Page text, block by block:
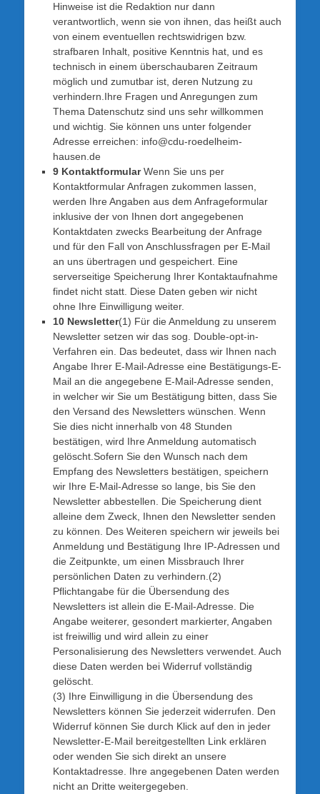
Hinweise ist die Redaktion nur dann
verantwortlich, wenn sie von ihnen, das heißt auch
von einem eventuellen rechtswidrigen bzw.
strafbaren Inhalt, positive Kenntnis hat, und es
technisch in einem überschaubaren Zeitraum
möglich und zumutbar ist, deren Nutzung zu
verhindern.Ihre Fragen und Anregungen zum
Thema Datenschutz sind uns sehr willkommen
und wichtig. Sie können uns unter folgender
Adresse erreichen: info@cdu-roedelheim-
hausen.de
9 KontaktformularWenn Sie uns per
Kontaktformular Anfragen zukommen lassen,
werden Ihre Angaben aus dem Anfrageformular
inklusive der von Ihnen dort angegebenen
Kontaktdaten zwecks Bearbeitung der Anfrage
und für den Fall von Anschlussfragen per E-Mail
an uns übertragen und gespeichert. Eine
serverseitige Speicherung Ihrer Kontaktaufnahme
findet nicht statt. Diese Daten geben wir nicht
ohne Ihre Einwilligung weiter.
10 Newsletter(1) Für die Anmeldung zu unserem
Newsletter setzen wir das sog. Double-opt-in-
Verfahren ein. Das bedeutet, dass wir Ihnen nach
Angabe Ihrer E-Mail-Adresse eine Bestätigungs-E-
Mail an die angegebene E-Mail-Adresse senden,
in welcher wir Sie um Bestätigung bitten, dass Sie
den Versand des Newsletters wünschen. Wenn
Sie dies nicht innerhalb von 48 Stunden
bestätigen, wird Ihre Anmeldung automatisch
gelöscht.Sofern Sie den Wunsch nach dem
Empfang des Newsletters bestätigen, speichern
wir Ihre E-Mail-Adresse so lange, bis Sie den
Newsletter abbestellen. Die Speicherung dient
alleine dem Zweck, Ihnen den Newsletter senden
zu können. Des Weiteren speichern wir jeweils bei
Anmeldung und Bestätigung Ihre IP-Adressen und
die Zeitpunkte, um einen Missbrauch Ihrer
persönlichen Daten zu verhindern.(2)
Pflichtangabe für die Übersendung des
Newsletters ist allein die E-Mail-Adresse. Die
Angabe weiterer, gesondert markierter, Angaben
ist freiwillig und wird allein zu einer
Personalisierung des Newsletters verwendet. Auch
diese Daten werden bei Widerruf vollständig
gelöscht.
(3) Ihre Einwilligung in die Übersendung des
Newsletters können Sie jederzeit widerrufen. Den
Widerruf können Sie durch Klick auf den in jeder
Newsletter-E-Mail bereitgestellten Link erklären
oder wenden Sie sich direkt an unsere
Kontaktadresse. Ihre angegebenen Daten werden
nicht an Dritte weitergegeben.